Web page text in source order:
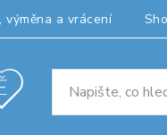
výměna a vrácení